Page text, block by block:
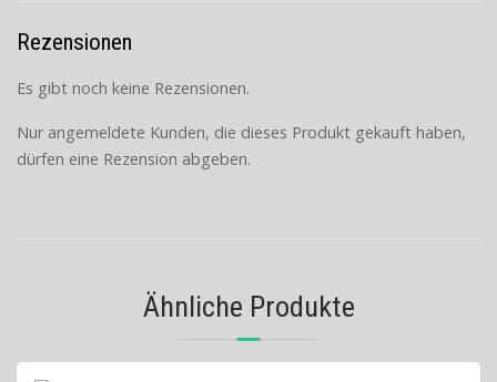
Rezensionen
Es gibt noch keine Rezensionen.
Nur angemeldete Kunden, die dieses Produkt gekauft haben,
dürfen eine Rezension abgeben.
Ähnliche Produkte